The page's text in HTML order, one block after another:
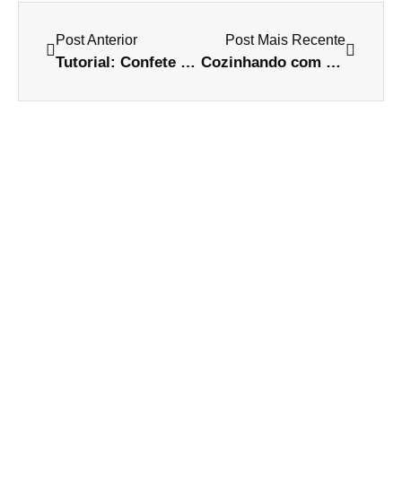
Post Anterior
Tutorial: Confete Caseiro
Post Mais Recente
Cozinhando com Design